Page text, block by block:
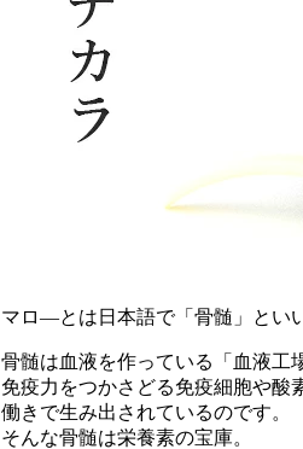
マロ―とは日本語で「骨髄」とい
骨髄は血液を作っている「血液工
免疫力をつかさどる免疫細胞や酸
働きで生み出されているのです。
そんな骨髄は栄養素の宝庫。